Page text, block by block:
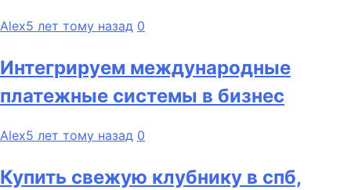
Alex5 лет тому назад 0
Интегрируем международные
платежные системы в бизнес
Alex5 лет тому назад 0
Купить свежую клубнику в спб,